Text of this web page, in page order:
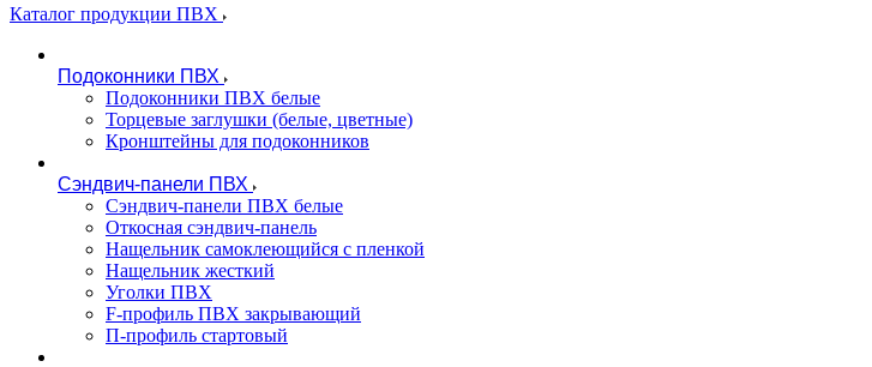
Каталог продукции ПВХ
Подоконники ПВХ
Подоконники ПВХ белые
Торцевые заглушки (белые, цветные)
Кронштейны для подоконников
Сэндвич-панели ПВХ
Сэндвич-панели ПВХ белые
Откосная сэндвич-панель
Нащельник самоклеющийся с пленкой
Нащельник жесткий
Уголки ПВХ
F-профиль ПВХ закрывающий
П-профиль стартовый